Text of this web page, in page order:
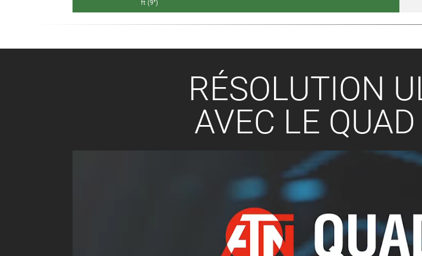
ft (9°)
RÉSOLUTION
AVEC LE